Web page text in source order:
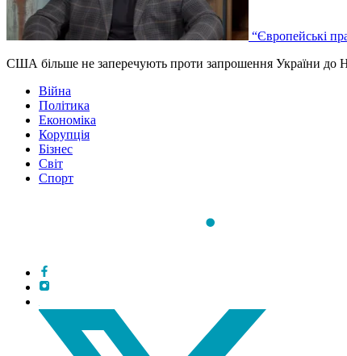
“Європейські
США більше не заперечують проти запрошення України до
Війна
Політика
Економіка
Корупція
Бізнес
Світ
Спорт